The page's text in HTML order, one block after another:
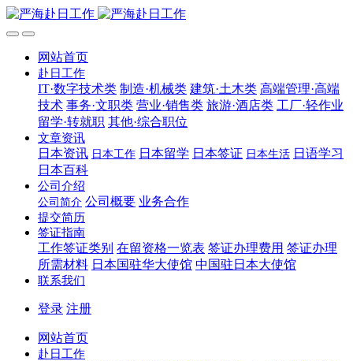
网站首页
赴日工作
IT·数字技术类 制造·机械类 建筑·土木类 高端管理·高端
技术 事务·文职类 营业·销售类 旅游·酒店类 工厂·轻作业
留学·转就职 其他·综合职位
文章资讯
日本资讯 日本工作 日本留学 日本签证 日本生活 日语学习
日本百科
公司介绍
公司简介 公司概要 业务合作
提交简历
签证指南
工作签证类别 在留资格一览表 签证办理费用 签证办理
所需材料 日本国驻华大使馆 中国驻日本大使馆
联系我们
登录 注册
网站首页
赴日工作